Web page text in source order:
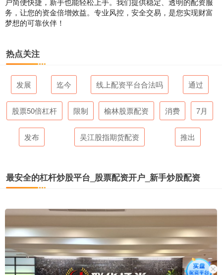
务，让您的资金倍增效益。专业风控，安全交易，是您实现财富
梦想的可靠伙伴！
热点关注
发展 迄今 线上配资平台合法吗 通过
股票50倍杠杆 限制 榆林股票配资 消费 7月
发布 吴江股指期货配资 推出
最安全的杠杆炒股平台_股票配资开户_新手炒股配资